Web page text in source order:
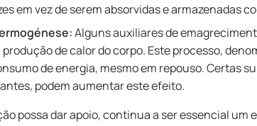
em vez de serem absorvidas e armazenadas
Alguns auxiliares de
de calor do corpo. Este processo,
de energia, mesmo em repouso. Certas
podem aumentar este efeito.
possa dar apoio, continua a ser essencial um